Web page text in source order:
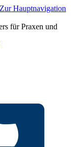
Zur Hauptnavigation
für Praxen und